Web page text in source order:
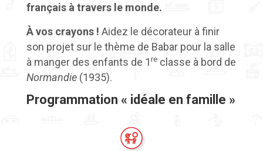
français à travers le monde.
À vos crayons ! Aidez le décorateur à finir
son projet sur le thème de Babar pour la salle
à manger des enfants de 1re classe à bord de
Normandie (1935).
Programmation « idéale en famille »